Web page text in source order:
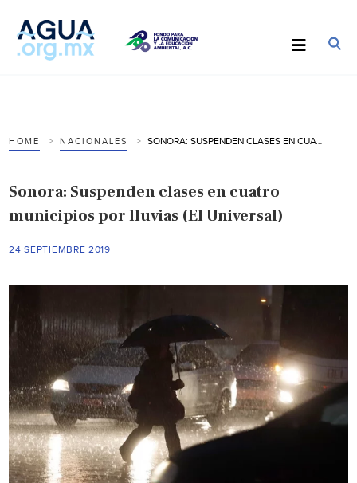
HOME NACIONALES SONORA: SUSPENDEN CLASES EN CUATRO MUNICIPIOS POR LLUVIAS (EL UNIVERSAL)
Sonora: Suspenden clases en cuatro
municipios por lluvias (El Universal)
24 SEPTIEMBRE 2019